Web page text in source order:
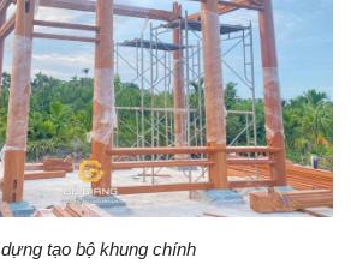
tạo bộ khung chính